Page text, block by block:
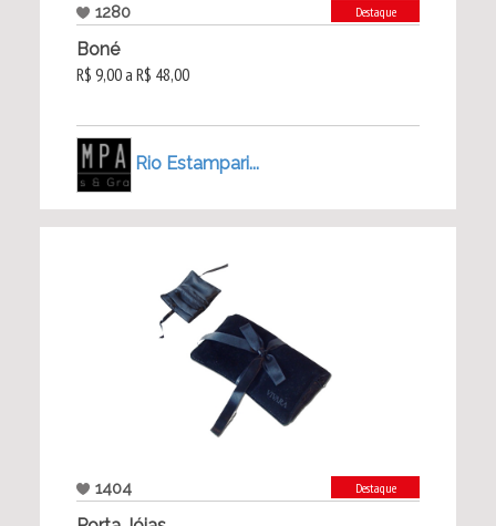
1280 Destaque
Boné
R$ 9,00 a R$ 48,00
Rio Estampari...
1404 Destaque